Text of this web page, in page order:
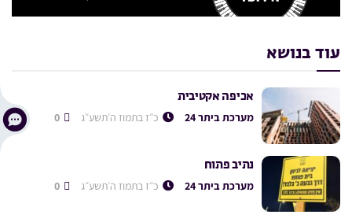
עוד בנושא
אכיפה אקטיבית
מערכת ביתר 24 כ״ז בתמוז ה׳תשע״ג
נתיב פתוח
מערכת ביתר 24 כ״ז בתמוז ה׳תשע״ג